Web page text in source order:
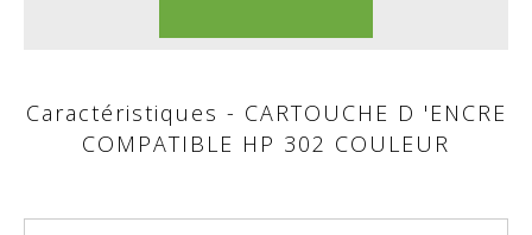
Caractéristiques - CARTOUCHE D 'ENCRE
COMPATIBLE HP 302 COULEUR